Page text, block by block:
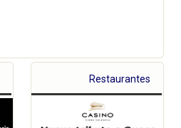
Restaurantes